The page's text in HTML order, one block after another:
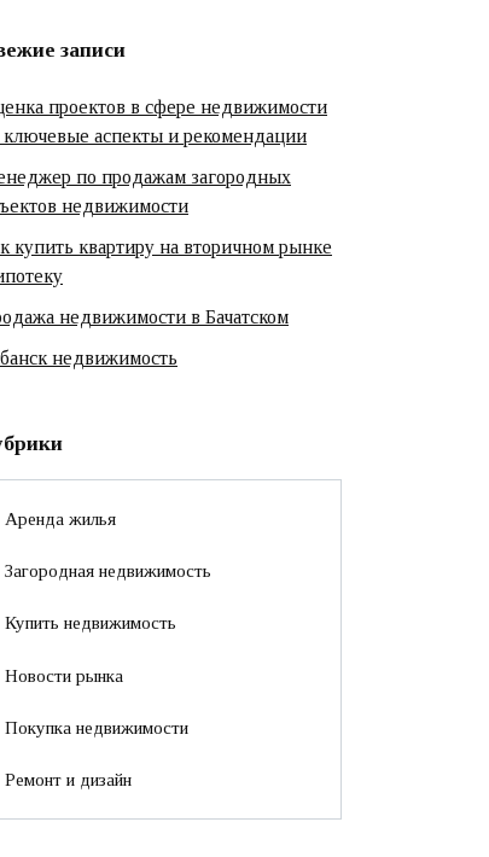
записи
проектов в сфере недвижимости
аспекты и рекомендации
по продажам загородных
недвижимости
купить квартиру на вторичном рынке
недвижимости в Бачатском
недвижимость
Аренда жилья
Загородная недвижимость
Купить недвижимость
Новости рынка
Покупка недвижимости
Ремонт и дизайн